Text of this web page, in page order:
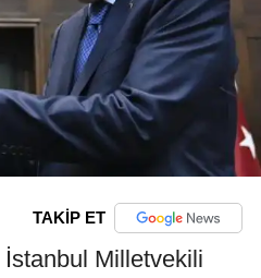
TAKİP ET
Milletvekili